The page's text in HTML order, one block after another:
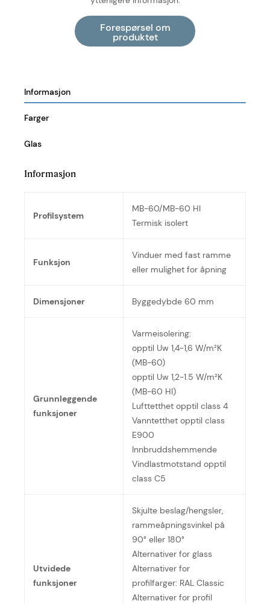
Informasjon
Farger
Glas
Informasjon
Profilsystem
MB-60/MB-60 HI
Termisk isolert
Funksjon
Vinduer med fast ramme
eller mulighet for åpning
Dimensjoner Byggedybde 60 mm
Grunnleggende
funksjoner
Varmeisolering:
opptil Uw 1,4-1,6 W/m²K
(MB-60)
opptil Uw 1,2-1.5 W/m²K
(MB-60 HI)
Lufttetthet opptil class 4
Vanntetthet opptil class
E900
Innbruddshemmende
Vindlastmotstand opptil
class C5
Utvidede
funksjoner
Skjulte beslag/hengsler,
rammeåpningsvinkel på
90° eller 180°
Alternativer for glass
Alternativer for
profilfarger: RAL Classic
Alternativer for profil